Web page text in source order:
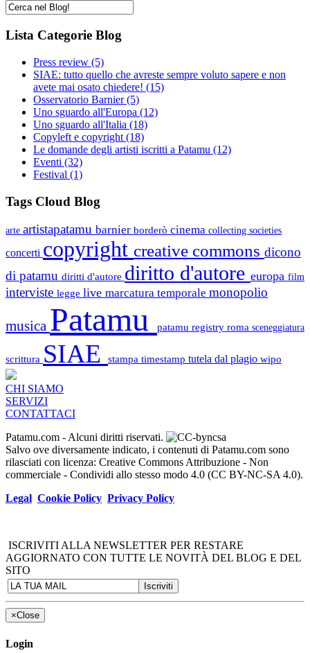
Lista Categorie Blog
Press review (5)
SIAE: tutto quello che avreste sempre voluto sapere e non
avete mai osato chiedere! (15)
Osservatorio Barnier(5)
Uno sguardo all'Europa (12)
Uno sguardo all'Italia (18)
Copyleft e copyright (18)
Le domande degli artisti iscritti a Patamu (12)
Eventi (32)
Festival (1)
Tags Cloud Blog
arte artistapatamu barnier borderò cinema collecting societies
concerti copyright creative commons dicono
di patamu diritti d'autore diritto d'autore europa film
interviste legge live marcatura temporale monopolio
musica Patamu patamu registry roma sceneggiatura
scrittura SIAE stampa timestamp tutela dal plagio wipo
CHI SIAMO
SERVIZI
CONTATTACI
Patamu.com - Alcuni diritti riservati.
Salvo ove diversamente indicato, i contenuti di Patamu.com sono
rilasciati con licenza: Creative Commons Attribuzione - Non
commerciale - Condividi allo stesso modo 4.0 (CC BY-NC-SA 4.0).
Legal Cookie Policy Privacy Policy
ISCRIVITI ALLA NEWSLETTER PER RESTARE
AGGIORNATO CON TUTTE LE NOVITÀ DEL BLOG E DEL
SITO
×Close
Login